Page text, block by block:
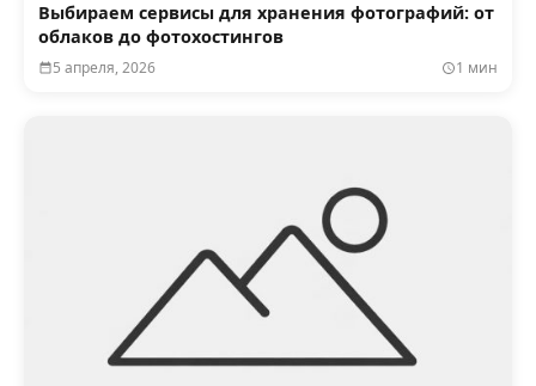
Выбираем сервисы для хранения фотографий: от
облаков до фотохостингов
5 апреля, 2026 1 мин